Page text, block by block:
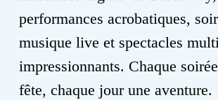
performances acrobatiques,
musique live et spectacles
impressionnants. Chaque
fête, chaque jour une aventure.